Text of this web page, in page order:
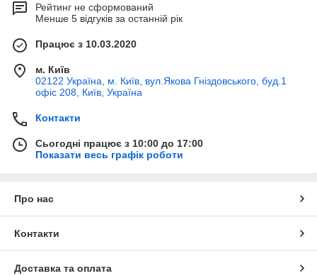
Рейтинг не сформований
Менше 5 відгуків за останній рік
Працює з 10.03.2020
м. Київ
02122 Україна, м. Київ, вул.Якова Гніздовського, буд.1
офіс 208, Київ, Україна
Контакти
Сьогодні працює з 10:00 до 17:00
Показати весь графік роботи
Про нас
Контакти
Доставка та оплата